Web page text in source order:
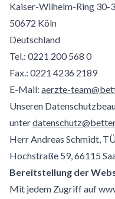
Kaiser-Wilhelm-Ring 30-
50672 Köln
Deutschland
Tel.: 0221 200 568 0
Fax.: 0221 4236 2189
E-Mail: aerzte-
Unseren
unter
Herr Andreas Schmidt,
Hochstraße 59, 66115
Bereitstellung der
Mit jedem Zugriff auf